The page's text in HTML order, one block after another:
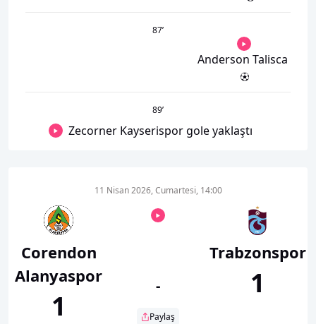
87’
Anderson Talisca
89’
Zecorner Kayserispor gole yaklaştı
Corendon
Alanyaspor
1
11 Nisan 2026, Cumartesi, 14:00
-
Paylaş
Trabzonspor
1